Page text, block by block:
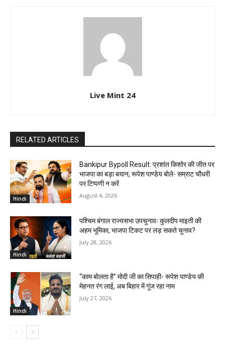
Live Mint 24
RELATED ARTICLES
Hindi
Bankipur Bypoll Result: प्रशांत किशोर की जीत पर
भाजपा का बड़ा बयान, रूपेश पाण्डेय बोले- सम्राट चौधरी
पर टिप्पणी न करें
August 4, 2026
Hindi
पश्चिम बंगाल राज्यसभा उपचुनावः कुलदीप माइती की
अहम भूमिका, भाजपा टिकट पर लड़ सकते चुनाव?
July 28, 2026
Hindi
“काम बोलता है” मोदी जी का सिपाही- रूपेश पाण्डेय की
मेहनत रंग लाई, अब बिहार में गूंज रहा नाम
July 27, 2026